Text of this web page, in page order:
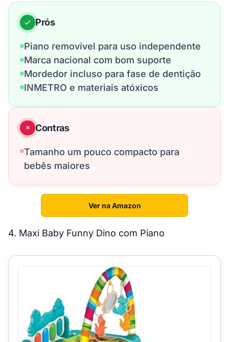
Prós
Piano removível para uso independente
Marca nacional com bom suporte
Mordedor incluso para fase de dentição
INMETRO e materiais atóxicos
Contras
Tamanho um pouco compacto para
bebês maiores
Ver na Amazon
4. Maxi Baby Funny Dino com Piano